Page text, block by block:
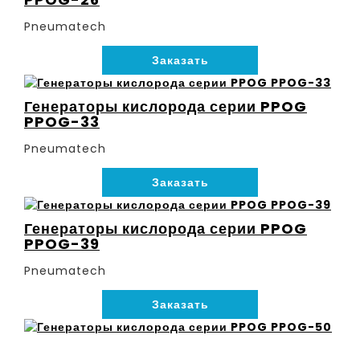
Pneumatech
Заказать
Генераторы кислорода серии PPOG
PPOG-33
Pneumatech
Заказать
Генераторы кислорода серии PPOG
PPOG-39
Pneumatech
Заказать